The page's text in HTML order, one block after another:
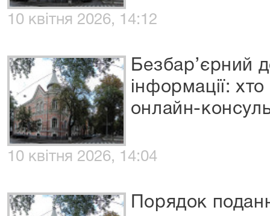
10 квітня 2026, 14:12
Безбар’єрний
інформації:
онлайн-
10 квітня 2026, 14:04
Порядок